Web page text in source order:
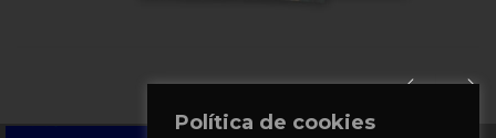
Política de cookies